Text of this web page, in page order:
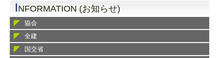
INFORMATION (お知らせ)
協会
全建
国交省